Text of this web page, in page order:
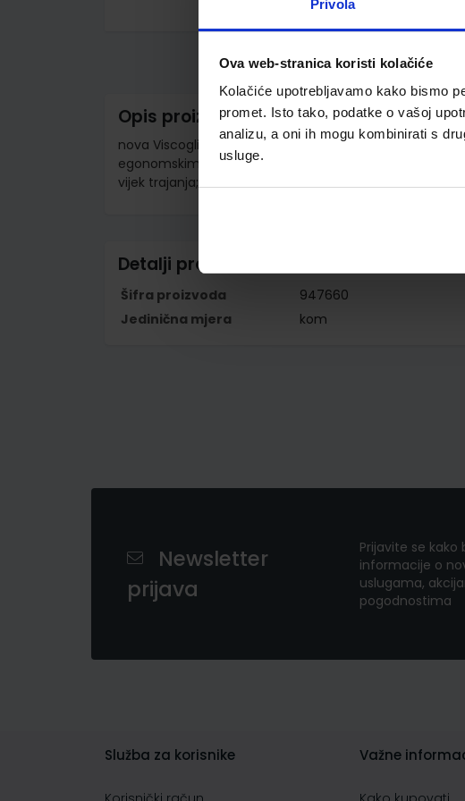
Privola
Ova web-stranica koristi kolačiće
Kolačiće upotrebljavamo kako bismo
promet. Isto tako, podatke o vašoj
analizu, a oni ih mogu kombinirati s
usluge.
gallery
Opis proizvoda
nova Viscoglide tehnologija osigurava izuzetnu lakoću
egonomskim prstohvatom; tanki, elegantni dizajn;
vijek trajanja; širina ispisa M
Detalji proizvoda
Šifra proizvoda
947660
Jedinična mjera
kom
Newsletter
prijava
Prijavite se kako
informacije o
uslugama,
pogodnostima
Služba za korisnike Važne